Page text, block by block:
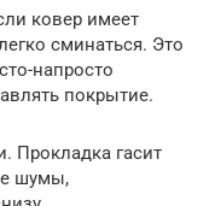
ковер имеет
сминаться. Это
напросто
покрытие.
Прокладка гасит
шумы,